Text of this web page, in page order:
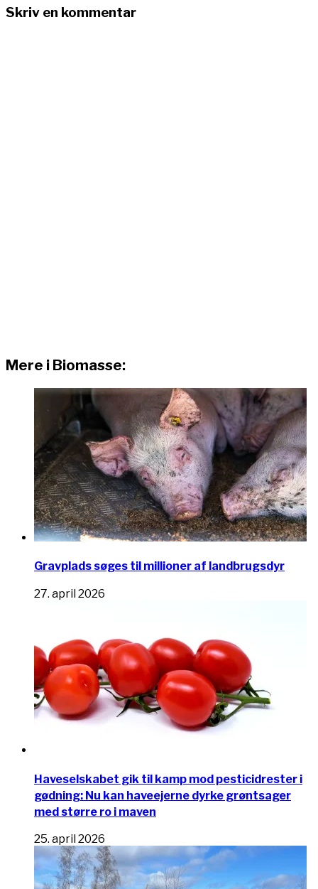
Skriv en kommentar
Mere i Biomasse:
Gravplads søges til millioner af landbrugsdyr
27. april 2026
Haveselskabet gik til kamp mod pesticidrester i
gødning: Nu kan haveejerne dyrke grøntsager
med større ro i maven
25. april 2026